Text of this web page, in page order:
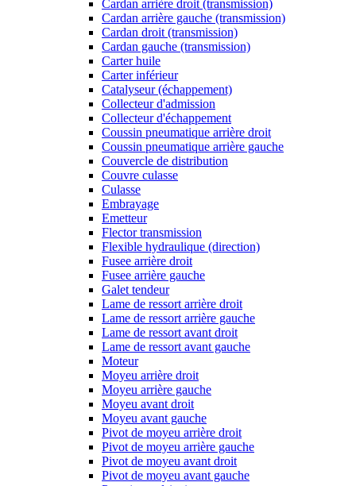
Cardan arrière droit (transmission)
Cardan arrière gauche (transmission)
Cardan droit (transmission)
Cardan gauche (transmission)
Carter huile
Carter inférieur
Catalyseur (échappement)
Collecteur d'admission
Collecteur d'échappement
Coussin pneumatique arrière droit
Coussin pneumatique arrière gauche
Couvercle de distribution
Couvre culasse
Culasse
Embrayage
Emetteur
Flector transmission
Flexible hydraulique (direction)
Fusee arrière droit
Fusee arrière gauche
Galet tendeur
Lame de ressort arrière droit
Lame de ressort arrière gauche
Lame de ressort avant droit
Lame de ressort avant gauche
Moteur
Moyeu arrière droit
Moyeu arrière gauche
Moyeu avant droit
Moyeu avant gauche
Pivot de moyeu arrière droit
Pivot de moyeu arrière gauche
Pivot de moyeu avant droit
Pivot de moyeu avant gauche